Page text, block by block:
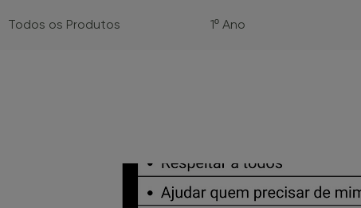
Todos os Produtos 1º Ano